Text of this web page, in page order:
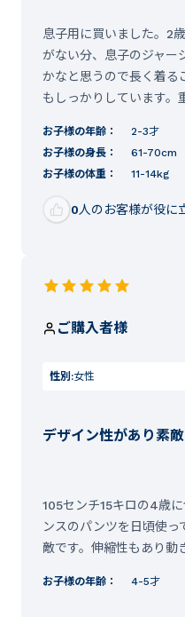
息子用に買いました。2
がない分、息子のジャー
かなと思うので長く着る
もしっかりしています。
お子様の年齢：
2-3才
お子様の身長：
61-70cm
お子様の体重：
11-14kg
0人のお客様が役に
ご購入者様
性別:女性
デザイン性があり素敵
105センチ15キロの4歳
ンスのパンツを日頃使
敵です。伸縮性もあり動
お子様の年齢： 4-5才